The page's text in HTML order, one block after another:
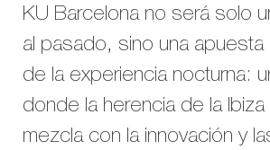
KU Barcelona no será solo
al pasado, sino una apuesta
de la experiencia nocturna:
donde la herencia de la
mezcla con la innovación y